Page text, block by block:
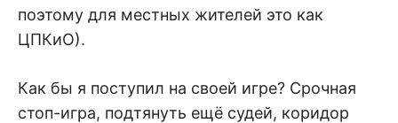
поэтому для местных жителей это как
ЦПКиО).
Как бы я поступил на своей игре? Срочная
стоп-игра, подтянуть ещё судей, коридор